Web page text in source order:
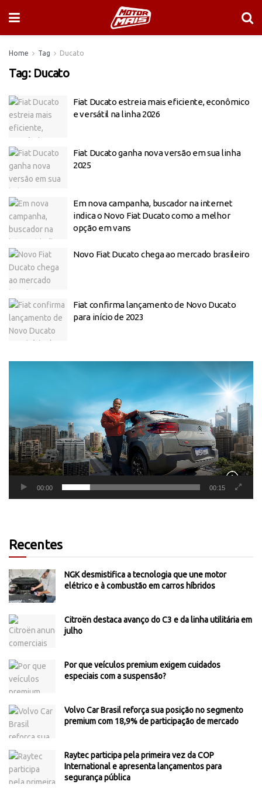
Home Tag Ducato
Tag: Ducato
Fiat Ducato estreia mais eficiente, econômico
e versátil na linha 2026
Fiat Ducato ganha nova versão em sua linha
2025
Em nova campanha, buscador na internet
indica o Novo Fiat Ducato como a melhor
opção em vans
Novo Fiat Ducato chega ao mercado brasileiro
Fiat confirma lançamento de Novo Ducato
para início de 2023
00:00 00:15
Recentes
NGK desmistifica a tecnologia que une motor
elétrico e à combustão em carros híbridos
Citroën destaca avanço do C3 e da linha utilitária em
julho
Por que veículos premium exigem cuidados
especiais com a suspensão?
Volvo Car Brasil reforça sua posição no segmento
premium com 18,9% de participação de mercado
Raytec participa pela primeira vez da COP
International e apresenta lançamentos para
segurança pública